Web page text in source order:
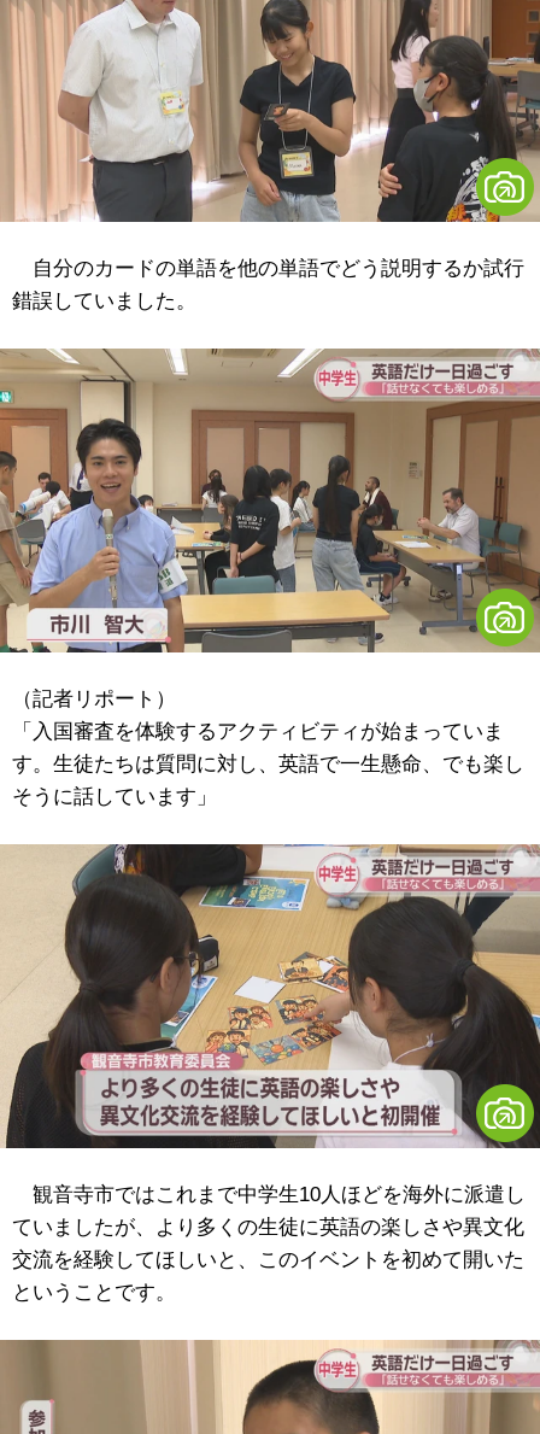
自分のカードの単語を他の単語でどう説明するか試行
錯誤していました。
（記者リポート）
「入国審査を体験するアクティビティが始まっていま
す。生徒たちは質問に対し、英語で一生懸命、でも楽し
そうに話しています」
観音寺市ではこれまで中学生10人ほどを海外に派遣し
ていましたが、より多くの生徒に英語の楽しさや異文化
交流を経験してほしいと、このイベントを初めて開いた
ということです。